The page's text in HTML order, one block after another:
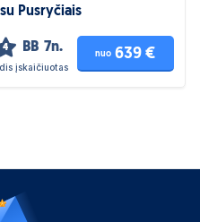
Pusryčiais
4 BB 7n.
įskaičiuotas
nuo 639 €